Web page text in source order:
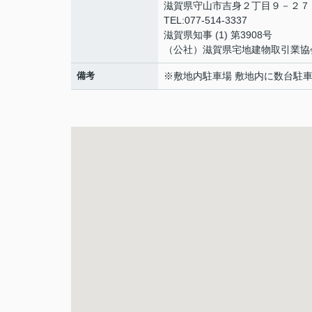
滋賀県守山市吉身２丁目９－２７
TEL:077-514-3337
滋賀県知事 (1) 第3908号
（公社）滋賀県宅地建物取引業協
備考 ※敷地内駐車場 敷地内に数台駐